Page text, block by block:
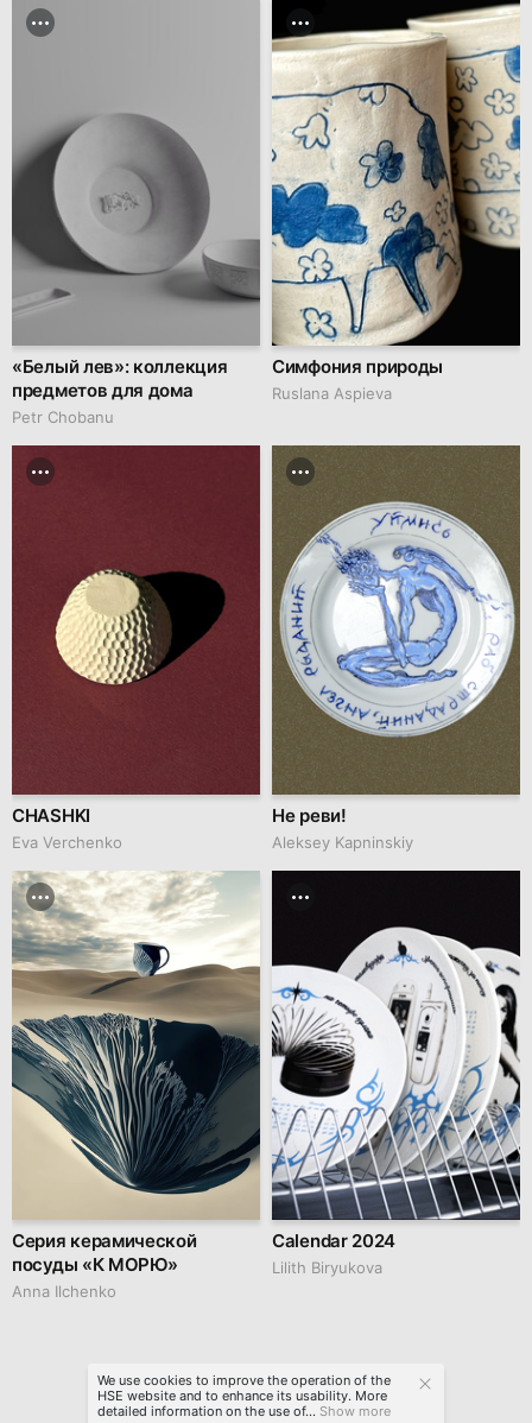
«Белый лев»: коллекция
предметов для дома
Petr Chobanu
Симфония природы
Ruslana Aspieva
CHASHKI
Eva Verchenko
Не реви!
Aleksey Kapninskiy
Серия керамической
посуды «К МОРЮ»
Anna Ilchenko
Calendar 2024
Lilith Biryukova
We use cookies to improve the operation of the
HSE website and to enhance its usability. More
detailed information on the use of... Show more